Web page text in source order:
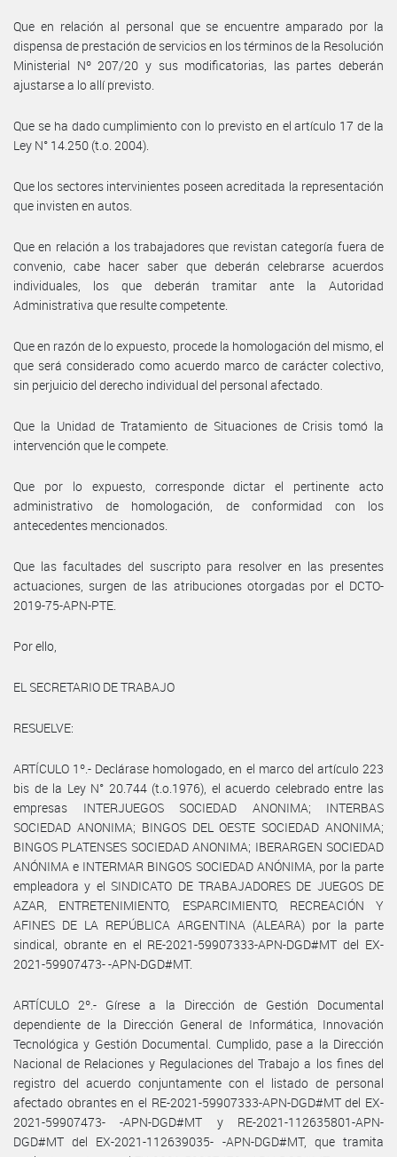
Que en relación al personal que se encuentre amparado por la
dispensa de prestación de servicios en los términos de la Resolución
Ministerial Nº 207/20 y sus modificatorias, las partes deberán
ajustarse a lo allí previsto.
Que se ha dado cumplimiento con lo previsto en el artículo 17 de la
Ley N° 14.250 (t.o. 2004).
Que los sectores intervinientes poseen acreditada la representación
que invisten en autos.
Que en relación a los trabajadores que revistan categoría fuera de
convenio, cabe hacer saber que deberán celebrarse acuerdos
individuales, los que deberán tramitar ante la Autoridad
Administrativa que resulte competente.
Que en razón de lo expuesto, procede la homologación del mismo, el
que será considerado como acuerdo marco de carácter colectivo,
sin perjuicio del derecho individual del personal afectado.
Que la Unidad de Tratamiento de Situaciones de Crisis tomó la
intervención que le compete.
Que por lo expuesto, corresponde dictar el pertinente acto
administrativo de homologación, de conformidad con los
antecedentes mencionados.
Que las facultades del suscripto para resolver en las presentes
actuaciones, surgen de las atribuciones otorgadas por el DCTO-
2019-75-APN-PTE.
Por ello,
EL SECRETARIO DE TRABAJO
RESUELVE:
ARTÍCULO 1º.- Declárase homologado, en el marco del artículo 223
bis de la Ley N° 20.744 (t.o.1976), el acuerdo celebrado entre las
empresas INTERJUEGOS SOCIEDAD ANONIMA; INTERBAS
SOCIEDAD ANONIMA; BINGOS DEL OESTE SOCIEDAD ANONIMA;
BINGOS PLATENSES SOCIEDAD ANONIMA; IBERARGEN SOCIEDAD
ANÓNIMA e INTERMAR BINGOS SOCIEDAD ANÓNIMA, por la parte
empleadora y el SINDICATO DE TRABAJADORES DE JUEGOS DE
AZAR, ENTRETENIMIENTO, ESPARCIMIENTO, RECREACIÓN Y
AFINES DE LA REPÚBLICA ARGENTINA (ALEARA) por la parte
sindical, obrante en el RE-2021-59907333-APN-DGD#MT del EX-
2021-59907473- -APN-DGD#MT.
ARTÍCULO 2º.- Gírese a la Dirección de Gestión Documental
dependiente de la Dirección General de Informática, Innovación
Tecnológica y Gestión Documental. Cumplido, pase a la Dirección
Nacional de Relaciones y Regulaciones del Trabajo a los fines del
registro del acuerdo conjuntamente con el listado de personal
afectado obrantes en el RE-2021-59907333-APN-DGD#MT del EX-
2021-59907473- -APN-DGD#MT y RE-2021-112635801-APN-
DGD#MT del EX-2021-112639035- -APN-DGD#MT, que tramita